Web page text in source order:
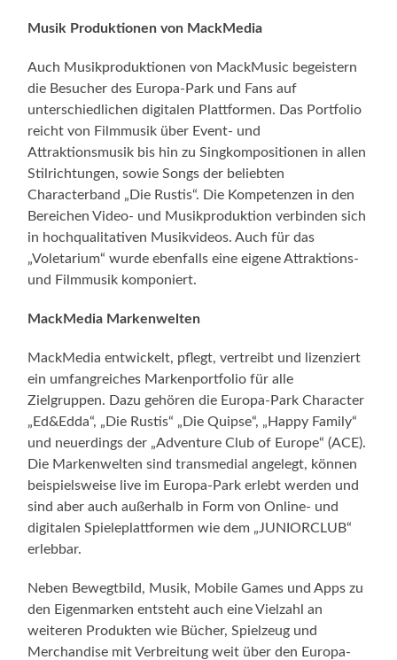
Musik Produktionen von MackMedia
Auch Musikproduktionen von MackMusic begeistern
die Besucher des Europa-Park und Fans auf
unterschiedlichen digitalen Plattformen. Das Portfolio
reicht von Filmmusik über Event- und
Attraktionsmusik bis hin zu Singkompositionen in allen
Stilrichtungen, sowie Songs der beliebten
Characterband „Die Rustis“. Die Kompetenzen in den
Bereichen Video- und Musikproduktion verbinden sich
in hochqualitativen Musikvideos. Auch für das
„Voletarium“ wurde ebenfalls eine eigene Attraktions-
und Filmmusik komponiert.
MackMedia Markenwelten
MackMedia entwickelt, pflegt, vertreibt und lizenziert
ein umfangreiches Markenportfolio für alle
Zielgruppen. Dazu gehören die Europa-Park Character
„Ed&Edda“, „Die Rustis“ „Die Quipse“, „Happy Family“
und neuerdings der „Adventure Club of Europe“ (ACE).
Die Markenwelten sind transmedial angelegt, können
beispielsweise live im Europa-Park erlebt werden und
sind aber auch außerhalb in Form von Online- und
digitalen Spieleplattformen wie dem „JUNIORCLUB“
erlebbar.
Neben Bewegtbild, Musik, Mobile Games und Apps zu
den Eigenmarken entsteht auch eine Vielzahl an
weiteren Produkten wie Bücher, Spielzeug und
Merchandise mit Verbreitung weit über den Europa-